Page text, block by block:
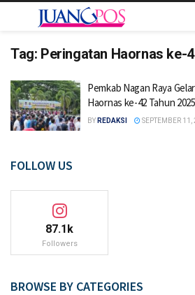
Tag: Peringatan Haornas ke-
Pemkab Nagan Raya
Haornas ke-42 Tahun 2025
BY REDAKSI SEPTEMBER 11,
FOLLOW US
87.1k
Followers
BROWSE BY CATEGORIES